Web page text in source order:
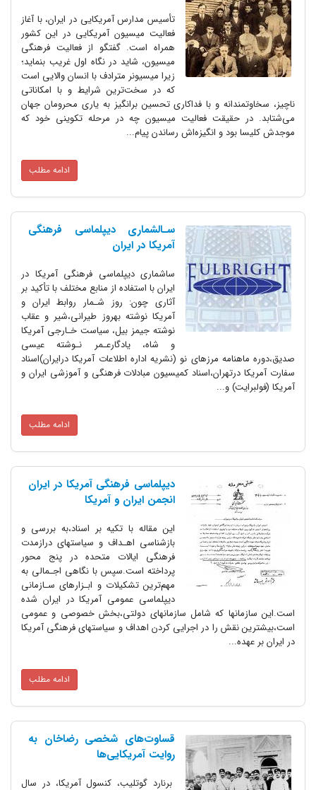
تأسیس مدارس آمریکایی در ایران، با آغاز
فعالیت‌ میسیون آمریکایی در این کشور
همراه است. گفتگو از فعالیت فرهنگی
میسیون، شاید در نگاه اول غریب بنماید؛
زیرا میسیونر مترادف با انسان والایی است
که در سخت‌ترین شرایط و با امکاناتی
ناچیز، سخاوتمندانه و با فداکاری تحسین برانگیز به یاری محرومان جهان
می‌شتابد. در حقیقت فعالیت میسیون چه در مرحله تکوینی خود که
موجدش کلیسا بود و انگیزه‌اش رساندن پیام...
ادامه مطلب
‌‌‌‌سـالشماری‌ دیپلماسی فرهنگی
آمریکا در ایران
ساشماری دیپلماسی فرهنگی آمریکا در
ایران با استفاده از منابع مختلف با تأکید‌ بر
آثاری‌ چون: روز شـمار روابط ایران و
آمریکا نوشته بهروز طیرانی،شیر و عقاب
نوشته‌ جیمز بیل، سیاست خـارجی‌ آمریکا‌
و شاه، یادگارعـمر نـوشته عیسی
صدیق،دوره ماهنامه مرزهای نو (نشریه اداره اطلاعات آمریکا درایران)اسناد
سفارت آمریکا درتهران،اسناد کمیسیون مبادلات‌ فرهنگی و آموزشی ایران و
آمریکا (فولبرایت) و...
ادامه مطلب
دیپلماسی فرهنگی آمریکا در ایران‌
انجمن‌ ایران‌ و آمریکا
این مقاله با تکیه بر اسناد،به بررسی‌ و
بازشناسی اهـداف و سیاستهای درازمدت
فرهنگی‌ ایالات متحده در پنج محور
پرداخته است.سپس‌ با نگاهی اجـمالی به‌
مهم‌ترین‌ تشکیلات و ابـزارهای سـازمانی
دیپلماسی عمومی آمریکا در ایران شده
است.این سازمانها که شامل‌ سازمانهای دولتی،بخش خصوصی و عمومی
است،بیشترین نقش را در اجرایی کردن‌ اهداف و سیاستهای فرهنگی آمریکا
در ایران بر عهده...
ادامه مطلب
قساوت‌های شخصی رضاخان به
روایت آمریکایی‌ها
برنارد گوتلیب، کنسول آمریکا، در سال